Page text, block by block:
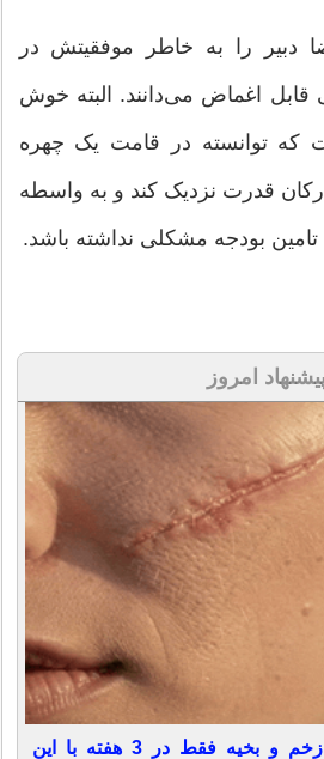
دبیر را به خاطر موفقیتش در
قابل اغماض می‌دانند. البته خوش
که توانسته در قامت یک چهره
قدرت نزدیک کند و به واسطه
بودجه مشکلی نداشته باشد.
پیشنهاد امروز
کاهش چشمگیر جای زخم و بخیه فقط در 3 هفته با این